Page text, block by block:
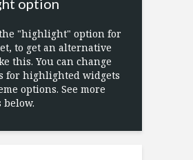
"highlight" option for
to get an alternative
this. You can change
for highlighted widgets
options. See more
below.